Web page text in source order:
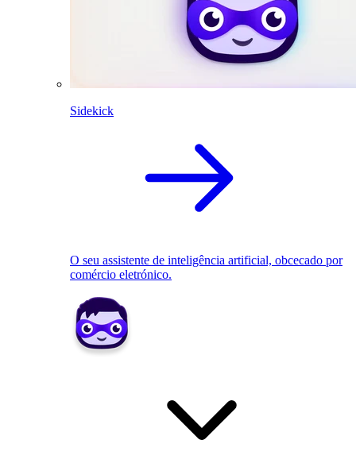
Sidekick
O seu assistente de inteligência artificial, obcecado por
comércio eletrónico.